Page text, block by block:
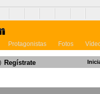
Protagonistas Fotos
Regístrate